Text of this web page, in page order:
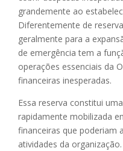
grandemente ao
Diferentemente de
geralmente para a
de emergência tem a
operações essenciais da
financeiras inesperadas.
Essa reserva constitui
rapidamente mobilizada
financeiras que poderiam
atividades da